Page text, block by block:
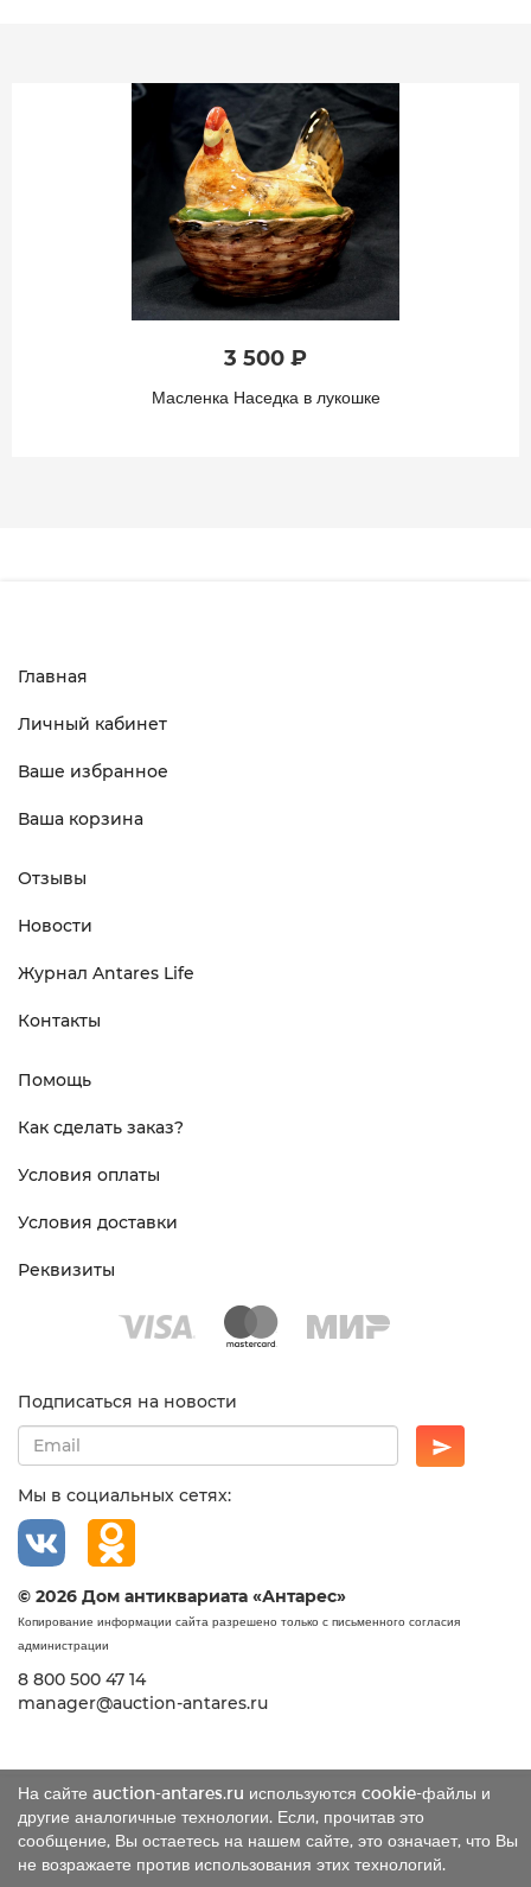
3 500 ₽
Масленка Наседка в лукошке
На сайте auction-antares.ru используются cookie-файлы и
другие аналогичные технологии. Если, прочитав это
сообщение, Вы остаетесь на нашем сайте, это означает, что Вы
не возражаете против использования этих технологий.
Главная
Личный кабинет
Ваше избранное
Ваша корзина
Отзывы
Новости
Журнал Antares Life
Контакты
Помощь
Как сделать заказ?
Условия оплаты
Условия доставки
Реквизиты
Подписаться на новости
Мы в социальных сетях:
© 2026 Дом антиквариата «Антарес»
Копирование информации сайта разрешено только с письменного согласия
администрации
8 800 500 47 14
manager@auction-antares.ru